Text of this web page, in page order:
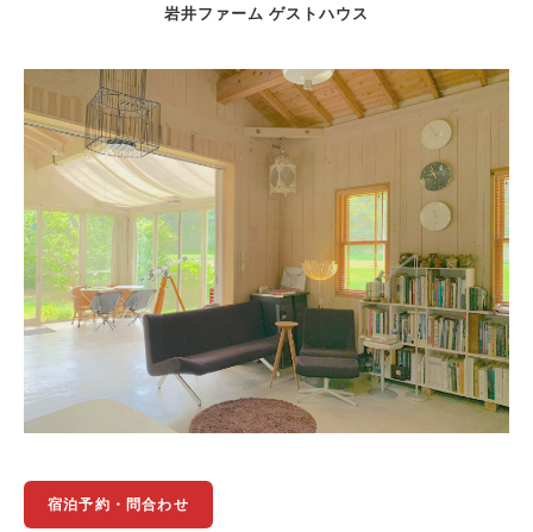
岩井ファーム ゲストハウス
宿泊予約・問合わせ